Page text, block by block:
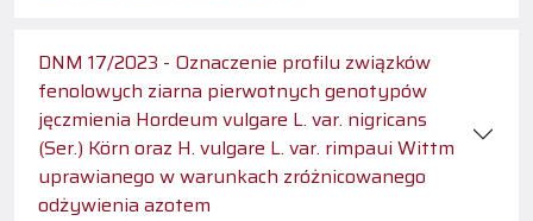
DNM 17/2023 - Oznaczenie profilu związków
fenolowych ziarna pierwotnych genotypów
jęczmienia Hordeum vulgare L. var. nigricans
(Ser.) Körn oraz H. vulgare L. var. rimpaui Wittm
uprawianego w warunkach zróżnicowanego
odżywienia azotem